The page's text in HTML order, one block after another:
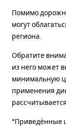
Помимо
могут
региона.
Обратите
из него может
минимальную
применения
*Приведённые